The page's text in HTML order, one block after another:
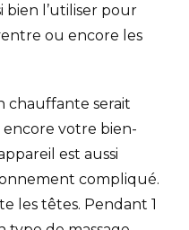
bien l’utiliser pour
ou encore les
chauffante serait
votre bien-
est aussi
compliqué.
les têtes. Pendant 1